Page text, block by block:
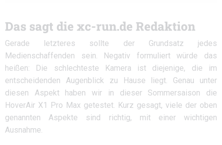
Das sagt die xc-run.de Redaktion
Gerade letzteres sollte der Grundsatz jedes
Medienschaffenden sein. Negativ formuliert würde das
heißen: Die schlechteste Kamera ist diejenige, die im
entscheidenden Augenblick zu Hause liegt. Genau unter
diesen Aspekt haben wir in dieser Sommersaison die
HoverAir X1 Pro Max getestet. Kurz gesagt, viele der oben
genannten Aspekte sind richtig, mit einer wichtigen
Ausnahme.